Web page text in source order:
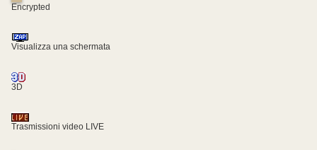
Encrypted
Visualizza una schermata
3D
Trasmissioni video LIVE